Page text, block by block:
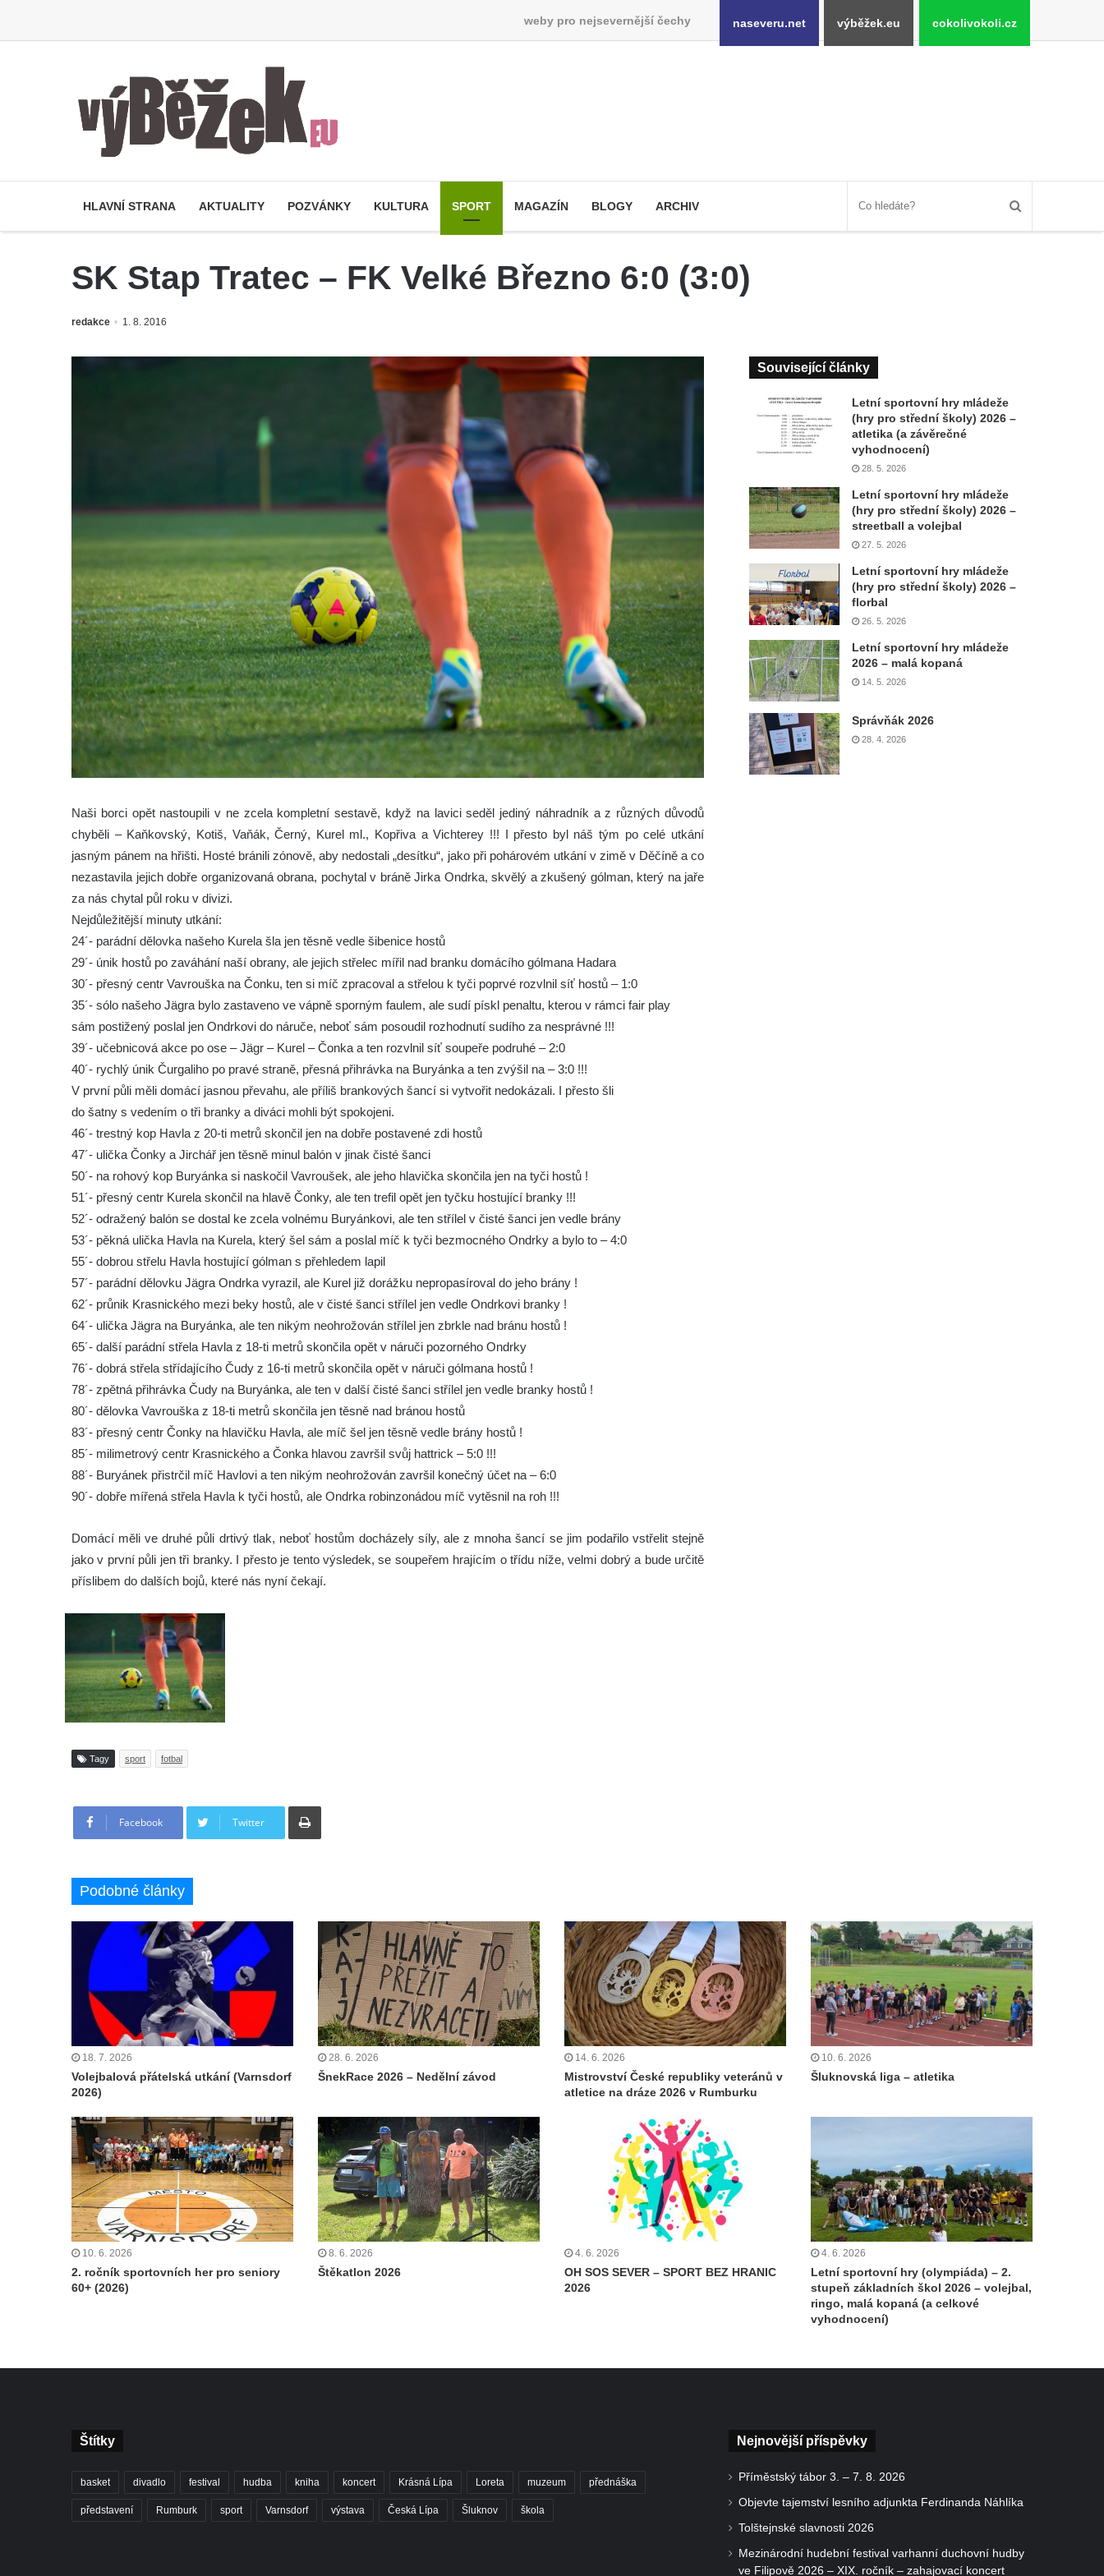
weby pro nejsevernější čechy naseveru.net výběžek.eu cokolivokoli.cz
HLAVNÍ STRANA AKTUALITY POZVÁNKY KULTURA SPORT MAGAZÍN BLOGY ARCHIV
SK Stap Tratec – FK Velké Březno 6:0 (3:0)
redakce 1. 8. 2016
Naši borci opět nastoupili v ne zcela kompletní sestavě, když na lavici seděl jediný náhradník a z různých důvodů
chyběli – Kaňkovský, Kotiš, Vaňák, Černý, Kurel ml., Kopřiva a Vichterey !!! I přesto byl náš tým po celé utkání
jasným pánem na hřišti. Hosté bránili zónově, aby nedostali „desítku“, jako při pohárovém utkání v zimě v Děčíně a co
nezastavila jejich dobře organizovaná obrana, pochytal v bráně Jirka Ondrka, skvělý a zkušený gólman, který na jaře
za nás chytal půl roku v divizi.
Nejdůležitější minuty utkání:
24´- parádní dělovka našeho Kurela šla jen těsně vedle šibenice hostů
29´- únik hostů po zaváhání naší obrany, ale jejich střelec mířil nad branku domácího gólmana Hadara
30´- přesný centr Vavrouška na Čonku, ten si míč zpracoval a střelou k tyči poprvé rozvlnil síť hostů – 1:0
35´- sólo našeho Jägra bylo zastaveno ve vápně sporným faulem, ale sudí pískl penaltu, kterou v rámci fair play
sám postižený poslal jen Ondrkovi do náruče, neboť sám posoudil rozhodnutí sudího za nesprávné !!!
39´- učebnicová akce po ose – Jägr – Kurel – Čonka a ten rozvlnil síť soupeře podruhé – 2:0
40´- rychlý únik Čurgaliho po pravé straně, přesná přihrávka na Buryánka a ten zvýšil na – 3:0 !!!
V první půli měli domácí jasnou převahu, ale příliš brankových šancí si vytvořit nedokázali. I přesto šli
do šatny s vedením o tři branky a diváci mohli být spokojeni.
46´- trestný kop Havla z 20-ti metrů skončil jen na dobře postavené zdi hostů
47´- ulička Čonky a Jirchář jen těsně minul balón v jinak čisté šanci
50´- na rohový kop Buryánka si naskočil Vavroušek, ale jeho hlavička skončila jen na tyči hostů !
51´- přesný centr Kurela skončil na hlavě Čonky, ale ten trefil opět jen tyčku hostující branky !!!
52´- odražený balón se dostal ke zcela volnému Buryánkovi, ale ten střílel v čisté šanci jen vedle brány
53´- pěkná ulička Havla na Kurela, který šel sám a poslal míč k tyči bezmocného Ondrky a bylo to – 4:0
55´- dobrou střelu Havla hostující gólman s přehledem lapil
57´- parádní dělovku Jägra Ondrka vyrazil, ale Kurel již dorážku nepropasíroval do jeho brány !
62´- průnik Krasnického mezi beky hostů, ale v čisté šanci střílel jen vedle Ondrkovi branky !
64´- ulička Jägra na Buryánka, ale ten nikým neohrožován střílel jen zbrkle nad bránu hostů !
65´- další parádní střela Havla z 18-ti metrů skončila opět v náruči pozorného Ondrky
76´- dobrá střela střídajícího Čudy z 16-ti metrů skončila opět v náruči gólmana hostů !
78´- zpětná přihrávka Čudy na Buryánka, ale ten v další čisté šanci střílel jen vedle branky hostů !
80´- dělovka Vavrouška z 18-ti metrů skončila jen těsně nad bránou hostů
83´- přesný centr Čonky na hlavičku Havla, ale míč šel jen těsně vedle brány hostů !
85´- milimetrový centr Krasnického a Čonka hlavou završil svůj hattrick – 5:0 !!!
88´- Buryánek přistrčil míč Havlovi a ten nikým neohrožován završil konečný účet na – 6:0
90´- dobře mířená střela Havla k tyči hostů, ale Ondrka robinzonádou míč vytěsnil na roh !!!
Domácí měli ve druhé půli drtivý tlak, neboť hostům docházely síly, ale z mnoha šancí se jim podařilo vstřelit stejně
jako v první půli jen tři branky. I přesto je tento výsledek, se soupeřem hrajícím o třídu níže, velmi dobrý a bude určitě
příslibem do dalších bojů, které nás nyní čekají.
Tagy sport fotbal
Facebook Twitter
Tisknout
Související články
Letní sportovní hry mládeže
(hry pro střední školy) 2026 –
atletika (a závěrečné
vyhodnocení)
28. 5. 2026
Letní sportovní hry mládeže
(hry pro střední školy) 2026 –
streetball a volejbal
27. 5. 2026
Letní sportovní hry mládeže
(hry pro střední školy) 2026 –
florbal
26. 5. 2026
Letní sportovní hry mládeže
2026 – malá kopaná
14. 5. 2026
Správňák 2026
28. 4. 2026
Podobné články
18. 7. 2026
Volejbalová přátelská utkání (Varnsdorf
2026)
28. 6. 2026
ŠnekRace 2026 – Nedělní závod
14. 6. 2026
Mistrovství České republiky veteránů v
atletice na dráze 2026 v Rumburku
10. 6. 2026
Šluknovská liga – atletika
10. 6. 2026
2. ročník sportovních her pro seniory
60+ (2026)
8. 6. 2026
Štěkatlon 2026
4. 6. 2026
OH SOS SEVER – SPORT BEZ HRANIC
2026
4. 6. 2026
Letní sportovní hry (olympiáda) – 2.
stupeň základních škol 2026 – volejbal,
ringo, malá kopaná (a celkové
vyhodnocení)
Štítky
basket divadlo festival hudba kniha koncert Krásná Lípa Loreta muzeum přednáška
představení Rumburk sport Varnsdorf výstava Česká Lípa Šluknov škola
Nejnovější příspěvky
Příměstský tábor 3. – 7. 8. 2026
Objevte tajemství lesního adjunkta Ferdinanda Náhlíka
Tolštejnské slavnosti 2026
Mezinárodní hudební festival varhanní duchovní hudby
ve Filipově 2026 – XIX. ročník – zahajovací koncert